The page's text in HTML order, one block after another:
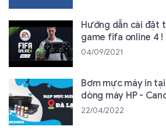
Hướng dẫn cài đặt
game fifa online 4 !
04/09/2021
Bơm mực máy in
dòng máy HP -
22/04/2022